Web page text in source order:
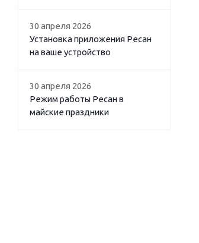
30 апреля 2026
Установка приложения Ресан
на ваше устройство
30 апреля 2026
Режим работы Ресан в
майские праздники